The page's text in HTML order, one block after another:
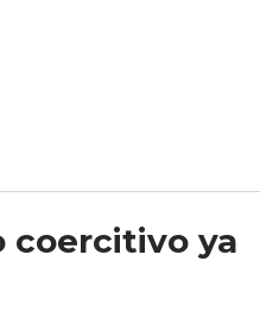
coercitivo ya